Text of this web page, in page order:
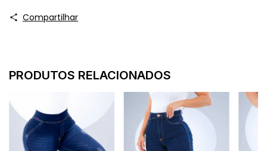
Compartilhar
PRODUTOS RELACIONADOS